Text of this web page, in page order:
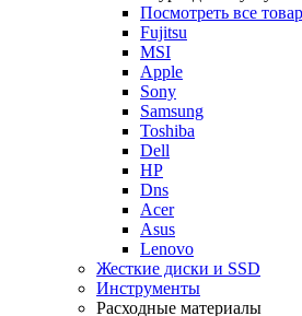
Посмотреть все
Fujitsu
MSI
Apple
Sony
Samsung
Toshiba
Dell
HP
Dns
Acer
Asus
Lenovo
Жесткие диски и SSD
Инструменты
Расходные материалы